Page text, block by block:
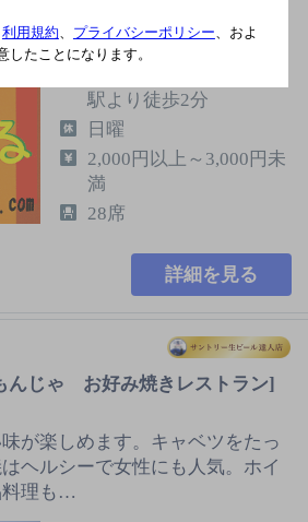
ンセプトにスペイン産生ハム、
中心に…
駅より徒歩2分
日曜
2,000円以上～3,000円未
満
28席
詳細を見る
んじゃ お好み焼きレストラン]
が楽しめます。キャベツをたっ
ヘルシーで女性にも人気。ホイ
料理も…
利用規約、 プライバシーポリシー、およ
したことになります。